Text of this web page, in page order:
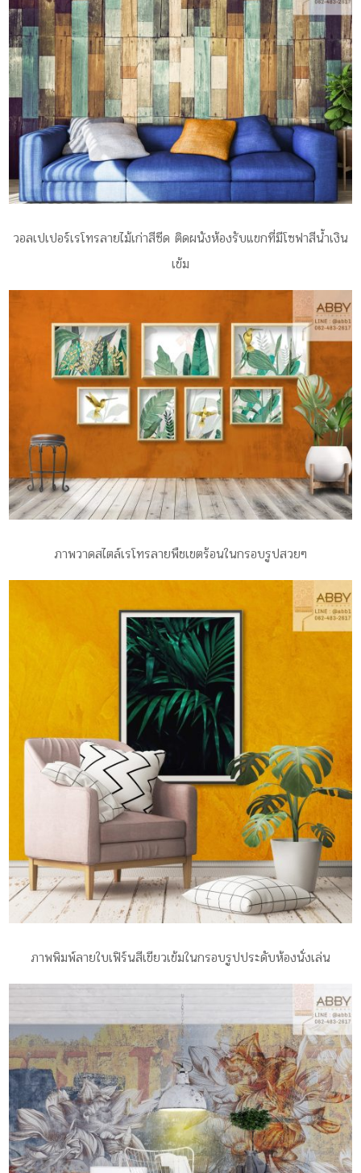
วอลเปเปอร์เรโทรลายไม้เก่าสีซีด ติดผนังห้องรับแขกที่มีโซฟาสีน้ำเงิน
เข้ม
ภาพวาดสไตล์เรโทรลายพืชเขตร้อนในกรอบรูปสวยๆ
ภาพพิมพ์ลายใบเฟิร์นสีเขียวเข้มในกรอบรูปประดับห้องนั่งเล่น